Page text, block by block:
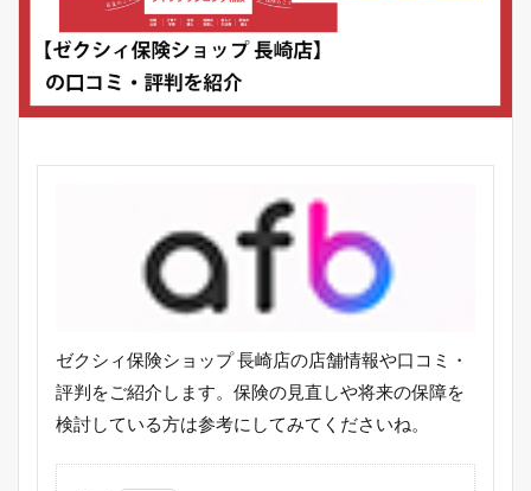
ゼクシィ保険ショップ 長崎店の店舗情報や口コミ・
評判をご紹介します。保険の見直しや将来の保障を
検討している方は参考にしてみてくださいね。